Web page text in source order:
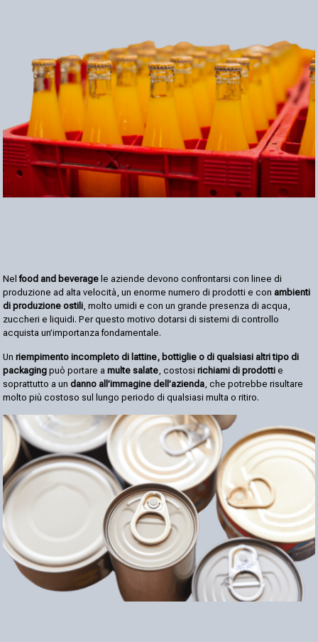
Nelfood and beverage le aziende devono confrontarsi con linee di
produzione ad alta velocità, un enorme numero di prodotti e conambienti
di produzione ostili , molto umidi e con un grande presenza di acqua,
zuccheri e liquidi. Per questo motivo dotarsi di sistemi di controllo
acquista un’importanza fondamentale.
Un riempimento incompleto di lattine, bottiglie o di qualsiasi altri tipo di
packaging può portare amulte salate , costosirichiami di prodotti e
soprattutto a undanno all’immagine dell’azienda , che potrebbe risultare
molto più costoso sul lungo periodo di qualsiasi multa o ritiro.